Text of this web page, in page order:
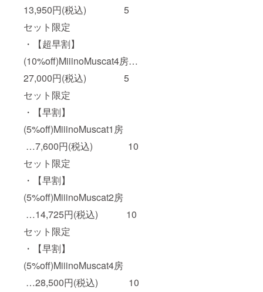
13,950円(税込) 5
セット限定
・【超早割】
(10%off)MiiinoMuscat4房…
27,000円(税込) 5
セット限定
・【早割】
(5%off)MiiinoMuscat1房
…7,600円(税込) 10
セット限定
・【早割】
(5%off)MiiinoMuscat2房
…14,725円(税込) 10
セット限定
・【早割】
(5%off)MiiinoMuscat4房
…28,500円(税込) 10